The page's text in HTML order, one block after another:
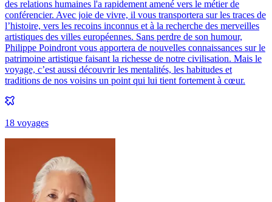
des relations humaines l'a rapidement amené vers le métier de
conférencier. Avec joie de vivre, il vous transportera sur les traces de
l’histoire, vers les recoins inconnus et à la recherche des merveilles
artistiques des villes européennes. Sans perdre de son humour,
Philippe Poindront vous apportera de nouvelles connaissances sur le
patrimoine artistique faisant la richesse de notre civilisation. Mais le
voyage, c’est aussi découvrir les mentalités, les habitudes et
traditions de nos voisins un point qui lui tient fortement à cœur.
18 voyages